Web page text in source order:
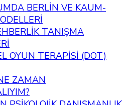
BERLİN VE KAUM-
TANIŞMA
OYUN TERAPİSİ (DOT)
ZAMAN